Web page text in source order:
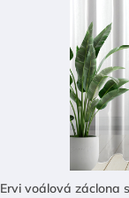
Ervi voálová záclona